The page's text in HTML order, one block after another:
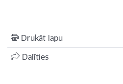
Drukāt lapu
Dalīties